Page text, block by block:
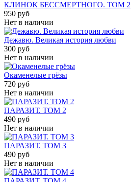
КЛИНОК БЕССМЕРТНОГО. ТОМ 2
950 руб
Нет в наличии
Дежавю. Великая история любви
300 руб
Нет в наличии
Окаменелые грёзы
720 руб
Нет в наличии
ПАРАЗИТ. ТОМ 2
490 руб
Нет в наличии
ПАРАЗИТ. ТОМ 3
490 руб
Нет в наличии